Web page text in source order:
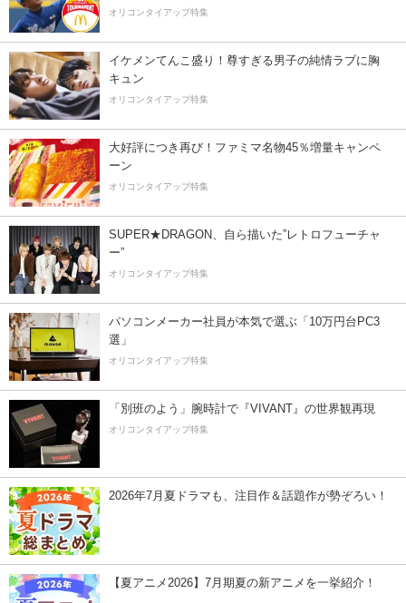
オリコンタイアップ特集
イケメンてんこ盛り！尊すぎる男子の純情ラブに胸
キュン
オリコンタイアップ特集
大好評につき再び！ファミマ名物45％増量キャンペ
ーン
オリコンタイアップ特集
SUPER★DRAGON、自ら描いた”レトロフューチャ
ー”
オリコンタイアップ特集
パソコンメーカー社員が本気で選ぶ「10万円台PC3
選」
オリコンタイアップ特集
「別班のよう」腕時計で『VIVANT』の世界観再現
オリコンタイアップ特集
2026年7月夏ドラマも、注目作＆話題作が勢ぞろい！
【夏アニメ2026】7月期夏の新アニメを一挙紹介！